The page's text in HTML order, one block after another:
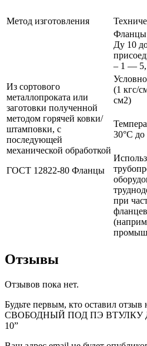
Метод изготовления
Из сортового
металлопроката или
заготовки полученной
методом горячей ковки/
штамповки, с
последующей
механической обработкой
ГОСТ 12822-80 Фланцы
Фланцы
Ду 10
– 1 — 5,
(1 кгс/
см2)
30°С
при
Отзывы
Отзывов пока нет.
Будьте первым, кто оставил
СВОБОДНЫЙ ПОД ПЭ ВТУЛКУ
10”